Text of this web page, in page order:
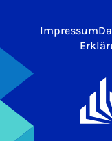
Impressum